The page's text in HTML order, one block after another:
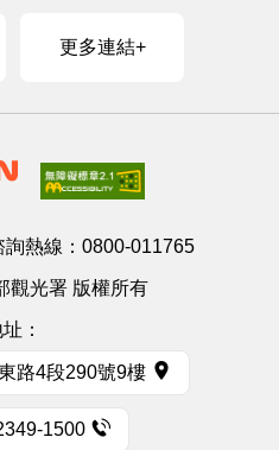
更多連結+
熱線： 0800-011765
觀光署 版權所有
：
路4段290號9樓
1500